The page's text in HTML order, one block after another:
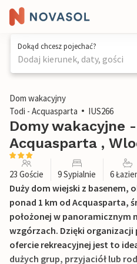
Dokąd chcesz pojechać?
Dodaj kierunek, daty, gości
1 / 37
Dom wakacyjny
Todi - Acquasparta
IUS266
Domy wakacyjne
Acquasparta ,
23 Goście 9 Sypialnie 6
Duży dom wiejski z basenem,
ponad 1 km od Acquasparta,
położonej w panoramicznym
wzgórzach. Dzięki organizacji
ofercie rekreacyjnej jest to
dużych grup, przyjaciół lub